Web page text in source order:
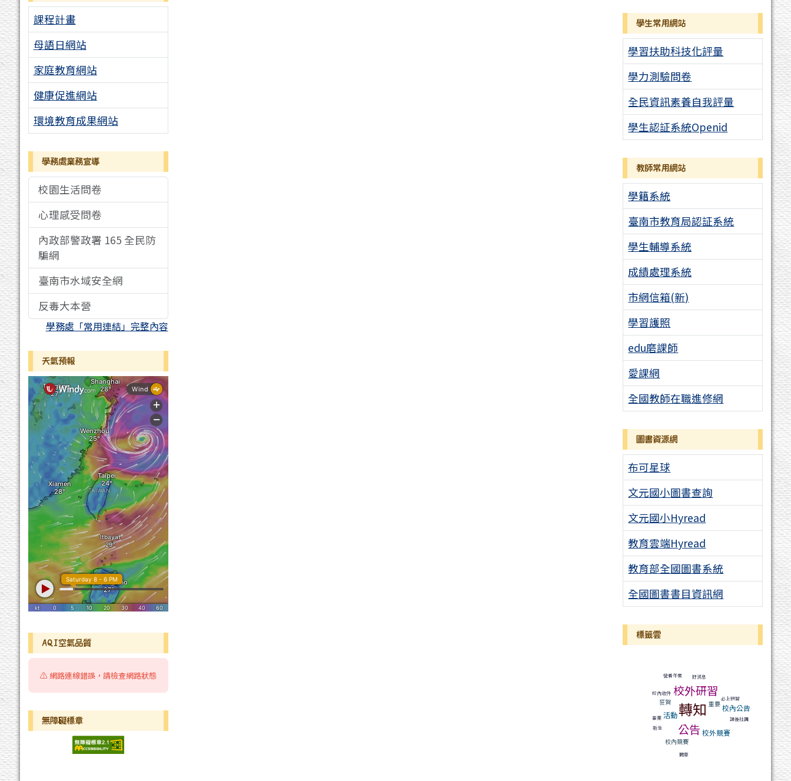
課程計畫
母語日網站
家庭教育網站
健康促進網站
環境教育成果網站
學務處業務宣導
校園生活問卷
心理感受問卷
內政部警政署 165 全民防
騙網
臺南市水域安全網
反毒大本營
學務處「常用連結」完整內容
天氣預報
AQI空氣品質
⚠️ 網路連線錯誤，請檢查網路狀態
無障礙標章
學生常用網站
學習扶助科技化評量
學力測驗問卷
全民資訊素養自我評量
學生認証系統Openid
教師常用網站
學籍系統
臺南市教育局認証系統
學生輔導系統
成績處理系統
市網信箱(新)
學習護照
edu磨課師
愛課網
全國教師在職進修網
圖書資源網
布可星球
文元國小圖書查詢
文元國小Hyread
教育雲端Hyread
教育部全國圖書系統
全國圖書書目資訊網
標籤雲
營養午餐
校內收件 校外研習
好消息
狂賀
活動轉知 重要
必上研習
畢業
校內公告
新生 公告
課後社團
校內競賽
校外競賽
簡章